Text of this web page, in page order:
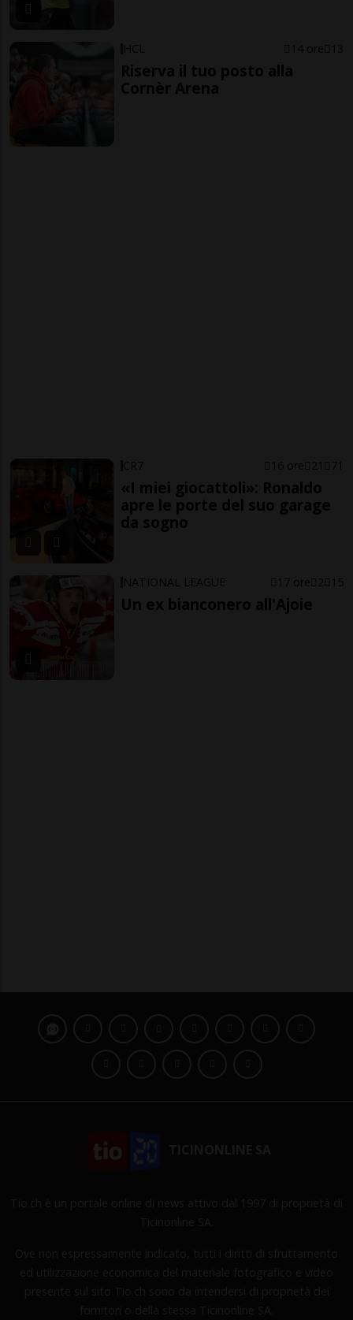
HCL 14 ore 13
Riserva il tuo posto alla
Cornèr Arena
CR7 16 ore 21 71
«I miei giocattoli»: Ronaldo
apre le porte del suo garage
da sogno
NATIONAL LEAGUE 17 ore 2 15
Un ex bianconero all'Ajoie